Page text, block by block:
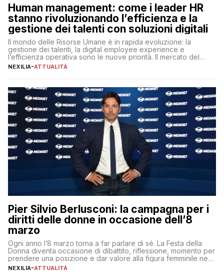
Human management: come i leader HR
stanno rivoluzionando l’efficienza e la
gestione dei talenti con soluzioni digitali
Il mondo delle Risorse Umane è in rapida evoluzione: la
gestione dei talenti, la digital employee experience e
l’efficienza operativa sono le nuove priorità. Il mercato del
lavoro, d’altra parte, è sempre più competitivo con una lotta
NEXILIA-ATTUALITÀ
Pier Silvio Berlusconi: la campagna per i
diritti delle donne in occasione dell’8
marzo
Ogni anno l’8 marzo torna a far parlare di sé. La Festa della
Donna diventa occasione di dibattito, riflessione, momento per
prendere una posizione e dar valore alla figura femminile nella
sua complessità e crucialità. A lanciare un messaggio “forte e
NEXILIA-ATTUALITÀ